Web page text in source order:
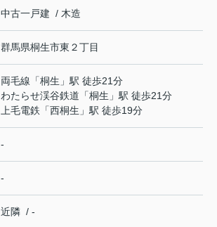
中古一戸建 / 木造
群馬県桐生市東 ２丁目
両毛線 「桐生 」駅 徒歩21分
わたらせ渓谷鉄道 「桐生 」駅 徒歩21分
上毛電鉄 「西桐生 」駅 徒歩19分
-
-
近隣 / -